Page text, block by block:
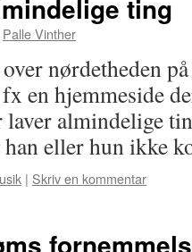
ting
Palle Vinther
nørdetheden
en hjemmeside
almindelige
eller hun ikke
| Skriv en kommentar